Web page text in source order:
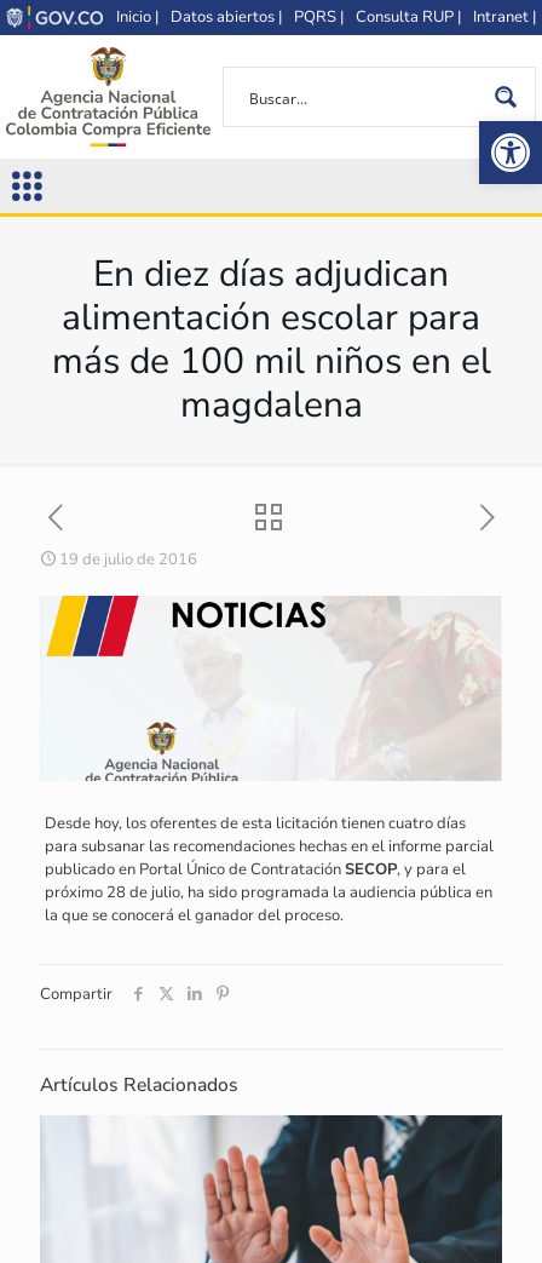
Inicio | Datos abiertos | PQRS | Consulta RUP | Intranet |
En diez días adjudican
alimentación escolar para
más de 100 mil niños en el
magdalena
19 de julio de 2016
Desde hoy, los oferentes de esta licitación tienen cuatro días
para subsanar las recomendaciones hechas en el informe parcial
publicado en Portal Único de Contratación SECOP, y para el
próximo 28 de julio, ha sido programada la audiencia pública en
la que se conocerá el ganador del proceso.
Compartir
Artículos Relacionados